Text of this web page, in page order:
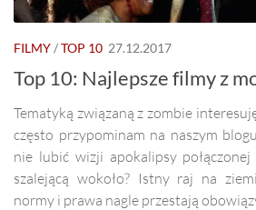
FILMY/TOP 10 27.12.2017
Top 10: Najlepsze filmy z
Tematyką związaną z zombie
często przypominam na naszym
nie lubić wizji apokalipsy połączonej
szalejącą wokoło? Istny raj na
normy i prawa nagle przestają